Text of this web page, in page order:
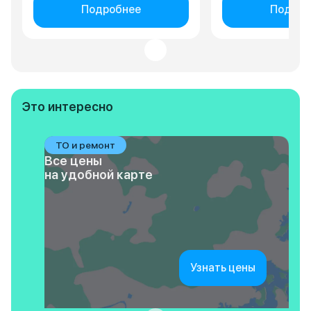
Подробнее
Это интересно
ТО и ремонт
Все цены
на удобной карте
Узнать цены